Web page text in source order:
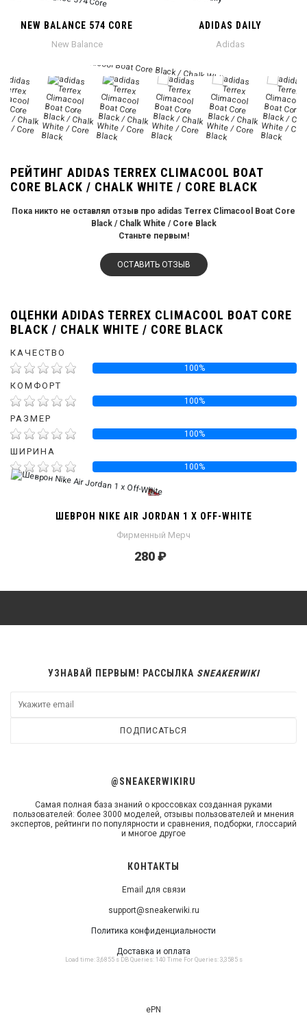
NEW BALANCE 574 CORE
New Balance
ADIDAS DAILY
Adidas
РЕЙТИНГ ADIDAS TERREX CLIMACOOL BOAT
CORE BLACK / CHALK WHITE / CORE BLACK
Пока никто не оставлял отзыв про adidas Terrex Climacool Boat Core
Black / Chalk White / Core Black
Станьте первым!
ОСТАВИТЬ ОТЗЫВ
ОЦЕНКИ ADIDAS TERREX CLIMACOOL BOAT CORE
BLACK / CHALK WHITE / CORE BLACK
КАЧЕСТВО
100%
КОМФОРТ
100%
РАЗМЕР
100%
ШИРИНА
100%
ШЕВРОН NIKE AIR JORDAN 1 X OFF-WHITE
Фирменный Мерч
280 ₽
КОНТАКТЫ
Email для связи
support@sneakerwiki.ru
Политика конфиденциальности
Доставка и оплата
Load time: 3,6855 s DB Queries: 140 Time For Queries: 3,3585 s
@SNEAKERWIKIRU
Самая полная база знаний о кроссовках созданная руками
пользователей: более 3000 моделей, отзывы пользователей и мнения
экспертов, рейтинги по популярности и сравнения, подборки, глоссарий
и многое другое
УЗНАВАЙ ПЕРВЫМ! РАССЫЛКА SNEAKERWIKI
ПОДПИСАТЬСЯ
ePN